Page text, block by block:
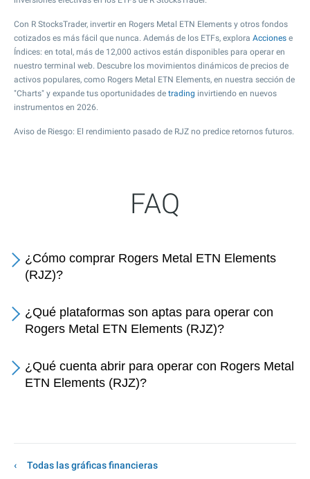
Con R StocksTrader, invertir en Rogers Metal ETN Elements y otros fondos
cotizados es más fácil que nunca. Además de los ETFs, explora Acciones e
Índices: en total, más de 12,000 activos están disponibles para operar en
nuestro terminal web. Descubre los movimientos dinámicos de precios de
activos populares, como Rogers Metal ETN Elements, en nuestra sección de
"Charts" y expande tus oportunidades de trading invirtiendo en nuevos
instrumentos en 2026.
Aviso de Riesgo: El rendimiento pasado de RJZ no predice retornos futuros.
FAQ
¿Cómo comprar Rogers Metal ETN Elements
(RJZ)?
¿Qué plataformas son aptas para operar con
Rogers Metal ETN Elements (RJZ)?
¿Qué cuenta abrir para operar con Rogers Metal
ETN Elements (RJZ)?
Todas las gráficas financieras